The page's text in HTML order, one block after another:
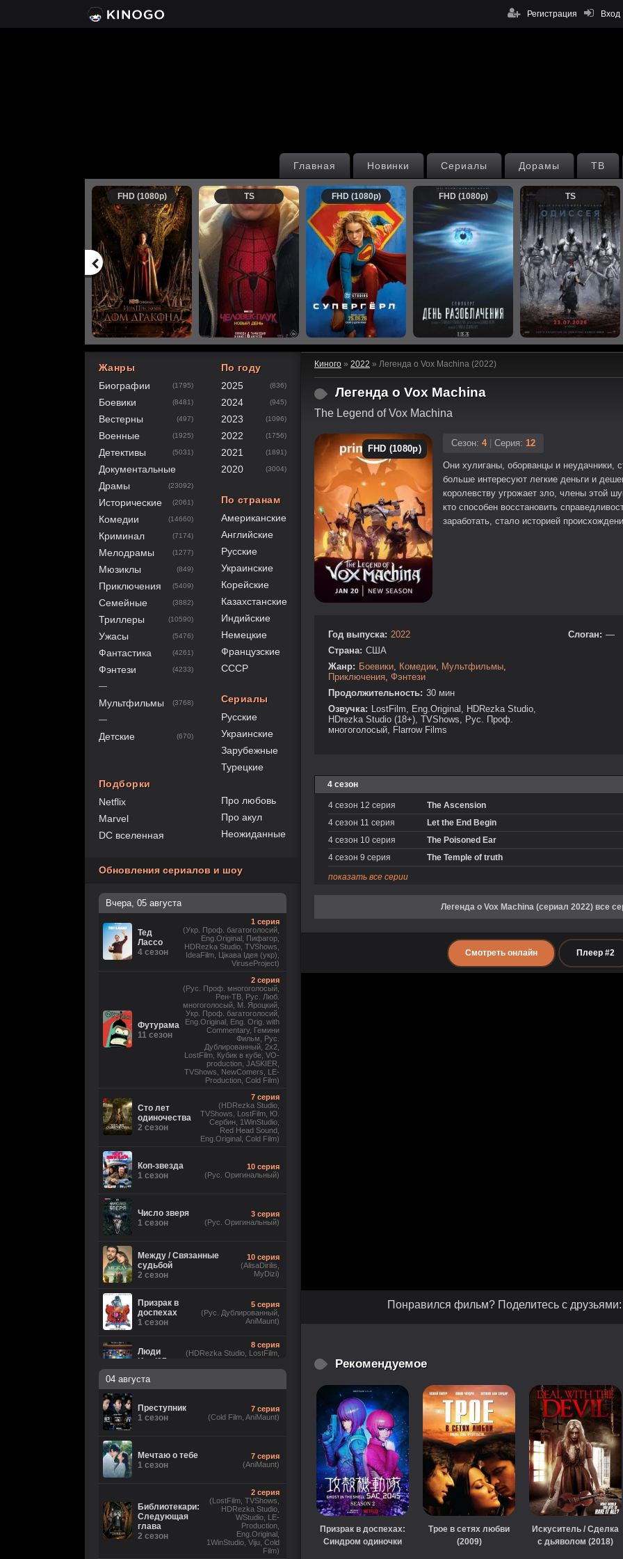
Вход
Регистрация
ТВ
Дорамы
Сериалы
Новинки
Главная
FHD (1080p) TS FHD (1080p) FHD (1080p) TS
Киного » 2022 » Легенда о Vox Machina (2022)
Легенда о Vox Machina
The Legend of Vox Machina
80
1 2 3 4
FHD (1080p)
Сезон: 4 Серия: 12
Они хулиганы, оборванцы и неудачники,
больше интересуют легкие деньги и
королевству угрожает зло, члены этой
кто способен восстановить
заработать, стало историей
Год выпуска: 2022
Страна: США
Жанр: Боевики Комедии Мультфильмы
Приключения Фэнтези
Продолжительность: 30 мин
Озвучка:
LostFilm, Eng.Original, HDRezka Studio,
HDrezka Studio (18+), TVShows, Рус. Проф.
многоголосый, Flarrow Films
Слоган: —
4 сезон
4 сезон 12 серия The Ascension
4 сезон 11 серия
Let the End Begin
4 сезон 10 серия
The Poisoned Ear
4 сезон 9 серия
The Temple of truth
показать все серии
Легенда о Vox Machina (сериал 2022) все
Смотреть онлайн Плеер #2
Понравился фильм? Поделитесь с друзьями:
Рекомендуемое
Призрак в доспехах:
Синдром одиночки
Трое в сетях любви
(2009)
Искуситель / Сделка
с дьяволом (2018)
Жанры
Биографии
(1795)
Боевики (8481)
Вестерны (497)
Военные (1925)
Детективы (5031)
Документальные
Драмы
(23092)
Исторические (2061)
Комедии (14660)
Криминал (7174)
Мелодрамы (1277)
Мюзиклы (849)
Приключения (5409)
Семейные (3882)
Триллеры (10590)
Ужасы (5476)
Фантастика (4261)
Фэнтези (4233)
—
Мультфильмы (3768)
—
Детские (670)
Подборки
Netflix
Marvel
DC вселенная
По году
2025
(836)
2024 (945)
2023 (1096)
2022 (1756)
2021 (1891)
2020 (3004)
По странам
Американские
Английские
Русские
Украинские
Корейские
Казахстанские
Индийские
Немецкие
Французские
СССР
Сериалы
Русские
Украинские
Зарубежные
Турецкие
Про любовь
Про акул
Неожиданные
Обновления сериалов и шоу
Вчера, 05 августа
Тед
Лассо
4 сезон
1 серия
(Укр. Проф. багатоголосий,
Eng.Original, Пифагор,
HDRezka Studio, TVShows,
IdeaFilm, Цікава Ідея (укр),
ViruseProject)
Футурама
11 сезон
2 серия
(Рус. Проф. многоголосый,
Рен-ТВ, Рус. Люб.
многоголосый, М. Яроцкий,
Укр. Проф. багатоголосий,
Eng.Original, Eng. Orig. with
Commentary, Гемини
Фильм, Рус.
Дублированный, 2x2,
LostFilm, Кубик в кубе, VO-
production, JASKIER,
TVShows, NewComers, LE-
Production, Cold Film)
Сто лет
одиночества
2 сезон
7 серия
(HDRezka Studio,
TVShows, LostFilm, Ю.
Сербин, 1WinStudio,
Red Head Sound,
Eng.Original, Cold Film)
Коп-звезда
1 сезон
10 серия
(Рус. Оригинальный)
Число зверя
1 сезон
3 серия
(Рус. Оригинальный)
Между / Связанные
судьбой
2 сезон
10 серия
(AlisaDirilis,
MyDizi)
Призрак в
доспехах
1 сезон
5 серия
(Рус. Дублированный,
AniMaunt)
Люди
Икс ’97
2 сезон
8 серия
(HDRezka Studio, LostFilm,
Eng.Original, JASKIER, Рус.
Лаки
1 сезон
HDrezka Studio (18+),
TVShows, Red Head Sound,
Анатомия
чувств
1 сезон
16 серия
(Рус.
Оригинальный)
Звёздные войны: Видения.
Девятый джедай
1 сезон
8
серия
(Cold
Film)
6 серия
(Рус. Оригинальный, Рус.
04 августа
Преступник
1 сезон
7 серия
(Cold Film, AniMaunt)
Мечтаю о тебе
1 сезон
7 серия
(AniMaunt)
Библиотекари:
Следующая
глава
2 сезон
2 серия
(LostFilm, TVShows,
HDRezka Studio,
WStudio, LE-
Production,
Eng.Original,
1WinStudio, Viju, Cold
Film)